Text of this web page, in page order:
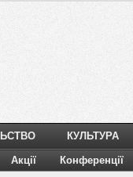
КУЛЬТУРА
Акції Конференції